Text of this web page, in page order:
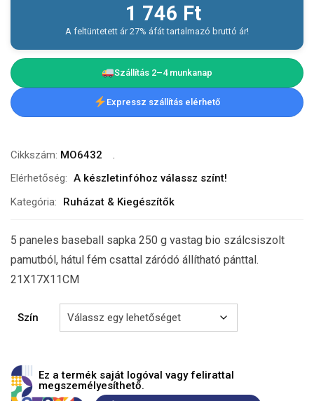
1 746 Ft
A feltüntetett ár 27% áfát tartalmazó bruttó ár!
Szállítás 2–4 munkanap
Expressz szállítás elérhető
Cikkszám: MO6432
Elérhetőség: A készletinfóhoz válassz színt!
Kategória:
Ruházat & Kiegészítők
5 paneles baseball sapka 250 g vastag bio szálcsiszolt
pamutból, hátul fém csattal záródó állítható pánttal.
21X17X11CM
Szín
Ez a termék saját logóval vagy felirattal
megszemélyesíthető.